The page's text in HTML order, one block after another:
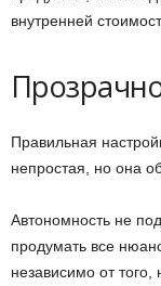
внутренней
Правильная
непростая, но она
Автономность не
продумать все
независимо от того,